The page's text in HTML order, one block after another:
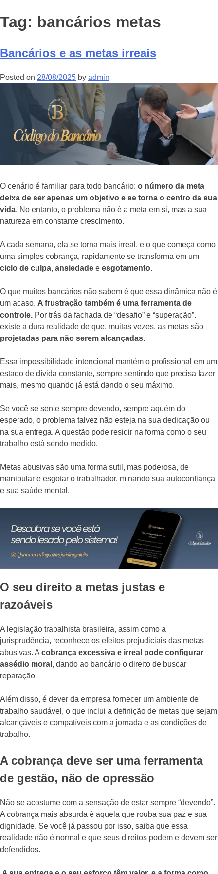
Tag: bancários metas
Bancários e as metas irreais
Posted on 28/08/2025 by admin
O cenário é familiar para todo bancário: o número da meta
deixa de ser apenas um objetivo e se torna o centro da sua
vida. No entanto, o problema não é a meta em si, mas a sua
natureza em constante crescimento.
A cada semana, ela se torna mais irreal, e o que começa como
uma simples cobrança, rapidamente se transforma em um
ciclo de culpa, ansiedade e esgotamento.
O que muitos bancários não sabem é que essa dinâmica não é
um acaso. A frustração também é uma ferramenta de
controle. Por trás da fachada de “desafio” e “superação”,
existe a dura realidade de que, muitas vezes, as metas são
projetadas para não serem alcançadas.
Essa impossibilidade intencional mantém o profissional em um
estado de dívida constante, sempre sentindo que precisa fazer
mais, mesmo quando já está dando o seu máximo.
Se você se sente sempre devendo, sempre aquém do
esperado, o problema talvez não esteja na sua dedicação ou
na sua entrega. A questão pode residir na forma como o seu
trabalho está sendo medido.
Metas abusivas são uma forma sutil, mas poderosa, de
manipular e esgotar o trabalhador, minando sua autoconfiança
e sua saúde mental.
O seu direito a metas justas e
razoáveis
A legislação trabalhista brasileira, assim como a
jurisprudência, reconhece os efeitos prejudiciais das metas
abusivas. A cobrança excessiva e irreal pode configurar
assédio moral , dando ao bancário o direito de buscar
reparação.
Além disso, é dever da empresa fornecer um ambiente de
trabalho saudável, o que inclui a definição de metas que sejam
alcançáveis e compatíveis com a jornada e as condições de
trabalho.
A cobrança deve ser uma ferramenta
de gestão, não de opressão
Não se acostume com a sensação de estar sempre “devendo”.
A cobrança mais absurda é aquela que rouba sua paz e sua
dignidade. Se você já passou por isso, saiba que essa
realidade não é normal e que seus direitos podem e devem ser
defendidos.